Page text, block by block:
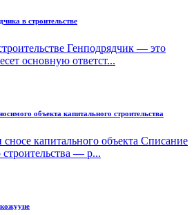
в строительстве
Генподрядчик — это
основную ответст...
объекта капитального строительства
капитального объекта Списание
строительства — р...